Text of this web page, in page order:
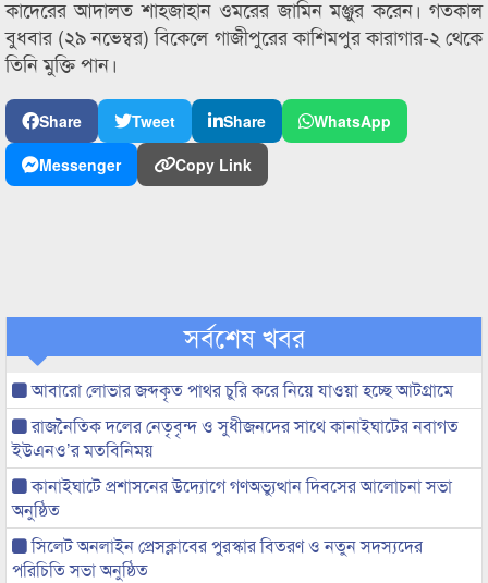
কাদেরের আদালত শাহজাহান ওমরের জামিন মঞ্জুর করেন। গতকাল
বুধবার (২৯ নভেম্বর) বিকেলে গাজীপুরের কাশিমপুর কারাগার-২ থেকে
তিনি মুক্তি পান।
Share Tweet Share
WhatsApp
Messenger
Copy Link
সর্বশেষ খবর
আবারো লোভার জব্দকৃত পাথর চুরি করে নিয়ে যাওয়া হচ্ছে আটগ্রামে
রাজনৈতিক দলের নেতৃবৃন্দ ও সুধীজনদের সাথে কানাইঘাটের নবাগত
ইউএনও’র মতবিনিময়
কানাইঘাটে প্রশাসনের উদ্যোগে গণঅভ্যুত্থান দিবসের আলোচনা সভা
অনুষ্ঠিত
সিলেট অনলাইন প্রেসক্লাবের পুরস্কার বিতরণ ও নতুন সদস্যদের
পরিচিতি সভা অনুষ্ঠিত